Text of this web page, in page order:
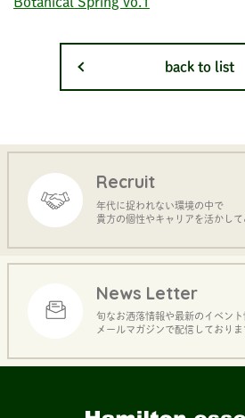
back to list
Recruit
年代に捉われない環境の中で
貴方の個性やキャリアを活かして
News Letter
旬なお洒落情報や最新のイベント
メールマガジンで配信しておりま